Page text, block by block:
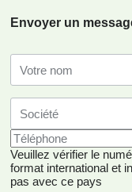
Envoyer un
Veuillez vérifier le
format international et
pas avec ce pays